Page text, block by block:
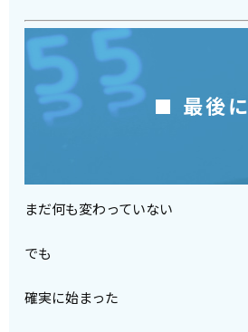
■ 最後に
まだ何も変わっていない
でも
確実に始まった